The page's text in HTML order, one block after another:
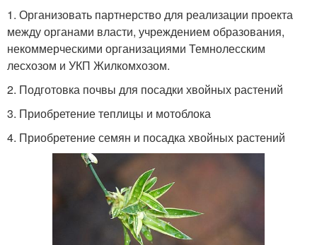
1. Организовать партнерство для реализации проекта
между органами власти, учреждением образования,
некоммерческими организациями Темнолесским
лесхозом и УКП Жилкомхозом.
2. Подготовка почвы для посадки хвойных растений
3. Приобретение теплицы и мотоблока
4. Приобретение семян и посадка хвойных растений